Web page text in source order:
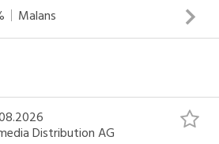
Malans
Distribution AG